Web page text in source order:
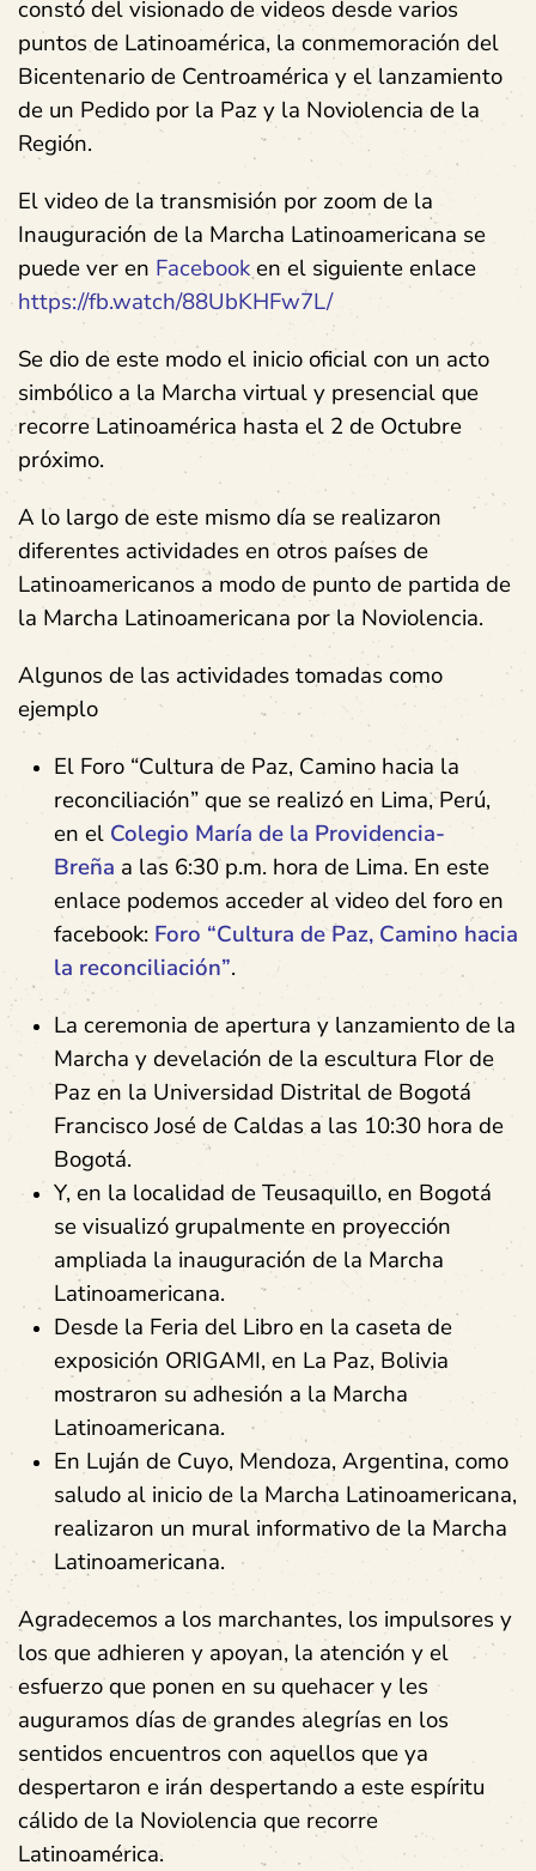
constó del visionado de videos desde varios
puntos de Latinoamérica, la conmemoración del
Bicentenario de Centroamérica y el lanzamiento
de un Pedido por la Paz y la Noviolencia de la
Región.
El video de la transmisión por zoom de la
Inauguración de la Marcha Latinoamericana se
puede ver en Facebooken el siguiente enlace
https://fb.watch/88UbKHFw7L/
Se dio de este modo el inicio oficial con un acto
simbólico a la Marcha virtual y presencial que
recorre Latinoamérica hasta el 2 de Octubre
próximo.
A lo largo de este mismo día se realizaron
diferentes actividades en otros países de
Latinoamericanos a modo de punto de partida de
la Marcha Latinoamericana por la Noviolencia.
Algunos de las actividades tomadas como
ejemplo
El Foro “Cultura de Paz, Camino hacia la
reconciliación” que se realizó en Lima, Perú,
en el Colegio María de la Providencia-
Breña a las 6:30 p.m. hora de Lima. En este
enlace podemos acceder al video del foro en
facebook: Foro “Cultura de Paz, Camino hacia
la reconciliación”.
La ceremonia de apertura y lanzamiento de la
Marcha y develación de la escultura Flor de
Paz en la Universidad Distrital de Bogotá
Francisco José de Caldas a las 10:30 hora de
Bogotá.
Y, en la localidad de Teusaquillo, en Bogotá
se visualizó grupalmente en proyección
ampliada la inauguración de la Marcha
Latinoamericana.
Desde la Feria del Libro en la caseta de
exposición ORIGAMI, en La Paz, Bolivia
mostraron su adhesión a la Marcha
Latinoamericana.
En Luján de Cuyo, Mendoza, Argentina, como
saludo al inicio de la Marcha Latinoamericana,
realizaron un mural informativo de la Marcha
Latinoamericana.
Agradecemos a los marchantes, los impulsores y
los que adhieren y apoyan, la atención y el
esfuerzo que ponen en su quehacer y les
auguramos días de grandes alegrías en los
sentidos encuentros con aquellos que ya
despertaron e irán despertando a este espíritu
cálido de la Noviolencia que recorre
Latinoamérica.